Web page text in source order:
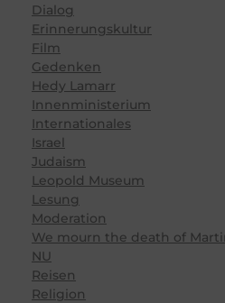
Dialog
Erinnerungskultur
Film
Gedenken
Hedy Lamarr
Innenministerium
Internationales
Israel
Judaism
Leopold Museum
Lesung
Moderation
We mourn the death of
NU
Reisen
Religion